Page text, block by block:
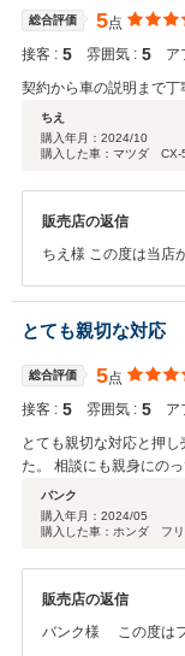
総合評価 5点
接客 : 5 雰囲気 : 5 ア
契約から車の説明まで丁
ちえ
購入年月： 2024/10
購入した車：マツダ
販売店の返信
ちえ様 この度は当店から新車CX-5をご購入頂きまして誠にありがと
けしました。これか
っていただけるよう
カ月点検のご予約も
有りましたら、いつ
礼申し上げます。
とても親切な対応
総合評価 5点
接客 : 5 雰囲気 : 5 ア
とても親切な対応と押
た。 相談にも親身にの
バンク
購入年月： 2024/05
購入した車：ホンダ フ
販売店の返信
バンク様 この度は